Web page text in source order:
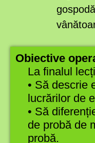
Obiective
La finalul
• Să descrie
lucrărilor de
• Să
de probă de
probă.